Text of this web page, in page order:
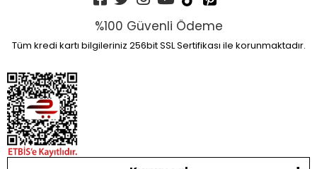
%100 Güvenli Ödeme
Tüm kredi kartı bilgileriniz 256bit SSL Sertifikası ile korunmaktadır.